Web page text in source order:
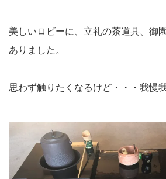
美しいロビーに、立礼の茶道具、御
ありました。
思わず触りたくなるけど・・・我慢